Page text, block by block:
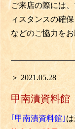
ご来店の際には
ィスタンスの確保
などのご協力をお
＞ 2021.05.28
甲南漬資料館
｢甲南漬資料館｣